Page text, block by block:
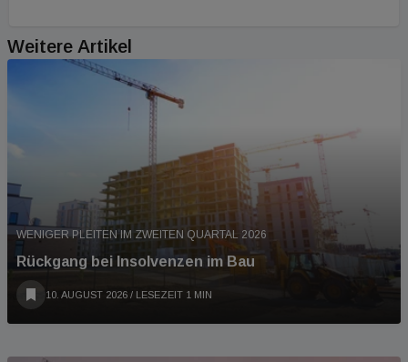
Weitere Artikel
WENIGER PLEITEN IM ZWEITEN QUARTAL 2026
Rückgang bei Insolvenzen im Bau
10. AUGUST 2026 / LESEZEIT 1 MIN